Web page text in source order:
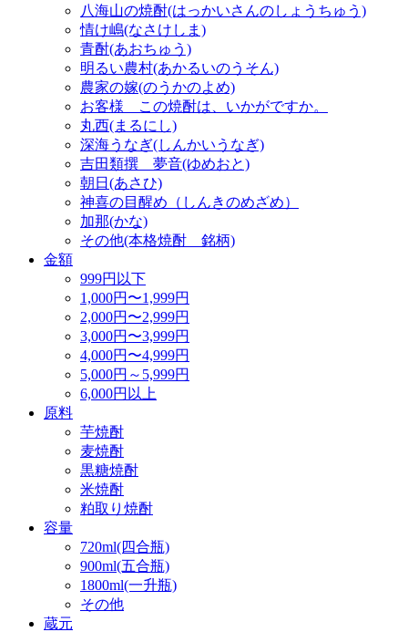
八海山の焼酎(はっかいさんのしょうちゅう)
情け嶋(なさけしま)
青酎(あおちゅう)
明るい農村(あかるいのうそん)
農家の嫁(のうかのよめ)
お客様 この焼酎は、いかがですか。
丸西(まるにし)
深海うなぎ(しんかいうなぎ)
吉田類撰 夢音(ゆめおと)
朝日(あさひ)
神喜の目醒め（しんきのめざめ）
加那(かな)
その他(本格焼酎 銘柄)
金額
999円以下
1,000円〜1,999円
2,000円〜2,999円
3,000円〜3,999円
4,000円〜4,999円
5,000円～5,999円
6,000円以上
原料
芋焼酎
麦焼酎
黒糖焼酎
米焼酎
粕取り焼酎
容量
720ml(四合瓶)
900ml(五合瓶)
1800ml(一升瓶)
その他
蔵元